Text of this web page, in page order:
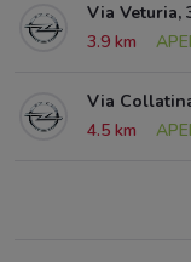
Via Veturia,
3.9 km
Via
4.5 km